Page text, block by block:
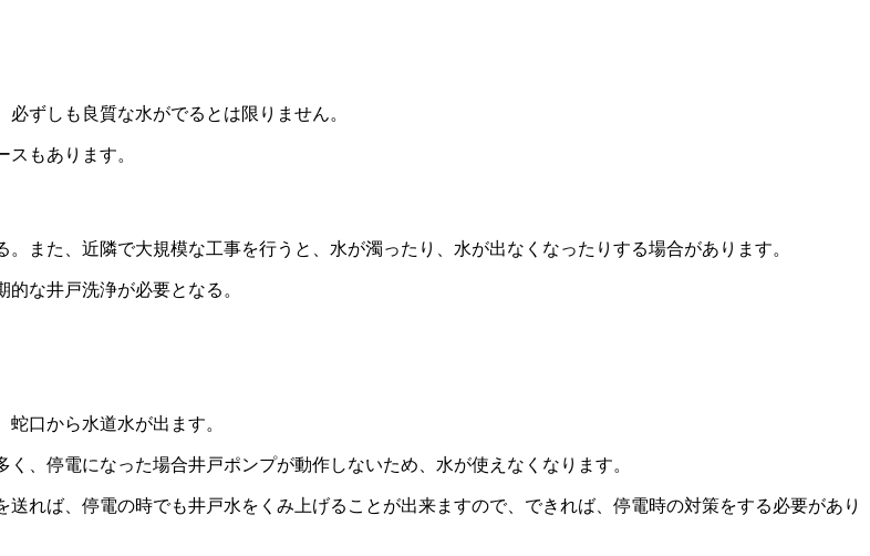
ずしも良質な水がでるとは限りません。
もあります。
また、近隣で大規模な工事を行うと、水が濁ったり、水が出なくなったりする場合があります。
な井戸洗浄が必要となる。
口から水道水が出ます。
、停電になった場合井戸ポンプが動作しないため、水が使えなくなります。
れば、停電の時でも井戸水をくみ上げることが出来ますので、できれば、停電時の対策をする必要があり